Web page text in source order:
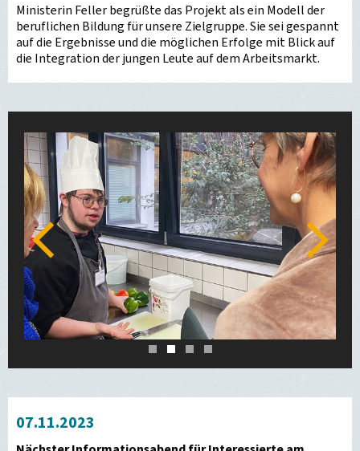
Ministerin Feller begrüßte das Projekt als ein Modell der
beruflichen Bildung für unsere Zielgruppe. Sie sei gespannt
auf die Ergebnisse und die möglichen Erfolge mit Blick auf
die Integration der jungen Leute auf dem Arbeitsmarkt.
Zurück Weiter
1 2 3 4
07.11.2023